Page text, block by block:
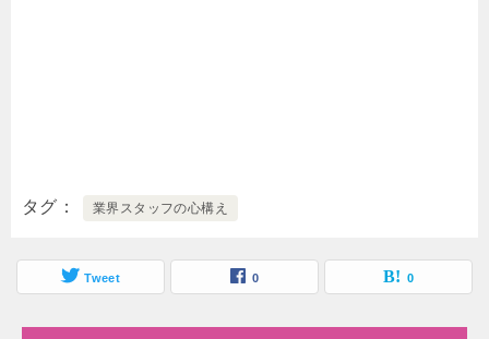
タグ 業界スタッフの心構え
Tweet 0 0